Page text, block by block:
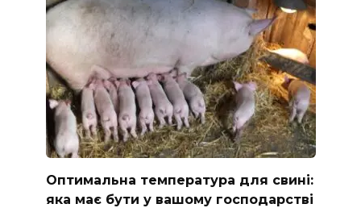
Оптимальна температура для свині:
яка має бути у вашому господарстві